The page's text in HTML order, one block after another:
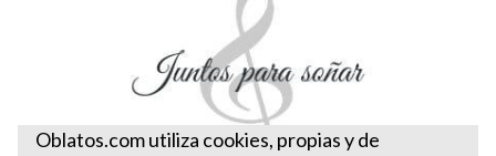
Oblatos.com utiliza cookies, propias y de